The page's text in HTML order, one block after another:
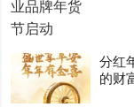
分红
的财